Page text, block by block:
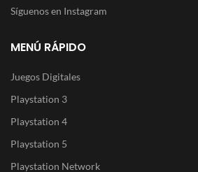
Síguenos en Instagram
MENÚ RÁPIDO
Juegos Digitales
Playstation 3
Playstation 4
Playstation 5
Playstation Network